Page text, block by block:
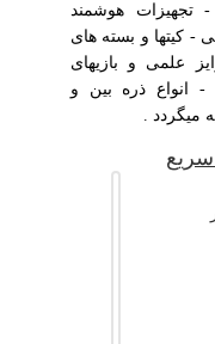
هوشمند
کیتها و بسته های
علمی و بازیهای
ذره بین و
میگردد .